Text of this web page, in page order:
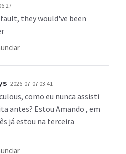
they would've been
2026-07-07 03:41
como eu nunca assisti
antes? Estou Amando , em
já estou na terceira